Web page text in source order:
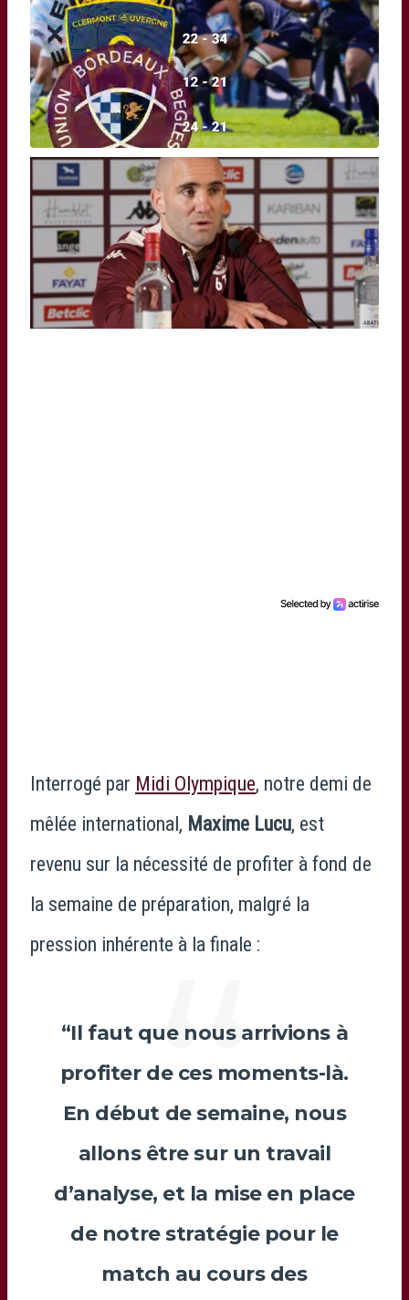
Interrogé par Midi Olympique, notre demi de
mêlée international, Maxime Lucu, est
revenu sur la nécessité de profiter à fond de
la semaine de préparation, malgré la
pression inhérente à la finale :
“Il faut que nous arrivions à
profiter de ces moments-là.
En début de semaine, nous
allons être sur un travail
d’analyse, et la mise en place
de notre stratégie pour le
match au cours des